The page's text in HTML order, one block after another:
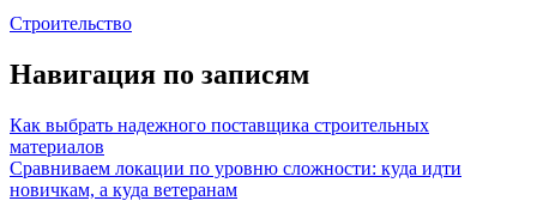
Строительство
Навигация по записям
Как выбрать надежного поставщика строительных
материалов
Сравниваем локации по уровню сложности: куда идти
новичкам, а куда ветеранам